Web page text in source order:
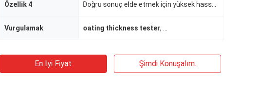
Özellik 4
Vurgulamak oating thickness tester,
En Iyi Fiyat Şimdi Konuşalım.